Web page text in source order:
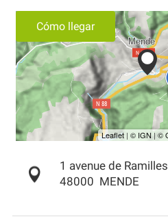
Cómo llegar
1 avenue de Ramilles
48000 MENDE